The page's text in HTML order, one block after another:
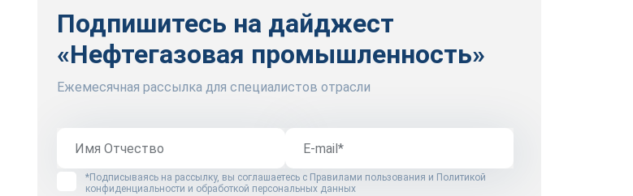
Подпишитесь на дайджест
«Нефтегазовая промышленность»
Ежемесячная рассылка для специалистов отрасли
*Подписываясь на рассылку, вы соглашаетесь с Правилами пользования и Политикой
конфиденциальности и обработкой персональных данных